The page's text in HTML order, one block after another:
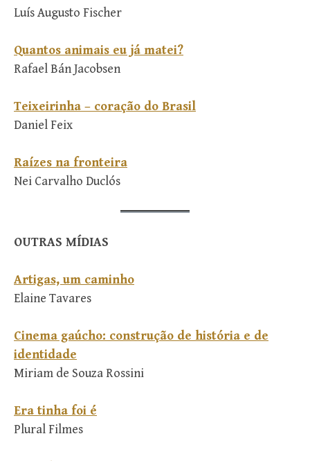
Luís Augusto Fischer
Quantos animais eu já matei?
Rafael Bán Jacobsen
Teixeirinha – coração do Brasil
Daniel Feix
Raízes na fronteira
Nei Carvalho Duclós
OUTRAS MÍDIAS
Artigas, um caminho
Elaine Tavares
Cinema gaúcho: construção de história e de
identidade
Miriam de Souza Rossini
Era tinha foi é
Plural Filmes